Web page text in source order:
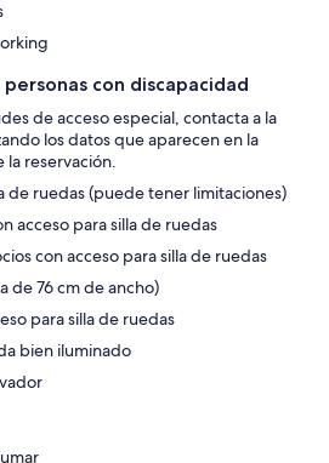
con discapacidad
de acceso especial, contacta a la
los datos que aparecen en la
reservación.
de ruedas (puede tener limitaciones)
acceso para silla de ruedas
con acceso para silla de ruedas
de 76 cm de ancho)
para silla de ruedas
bien iluminado